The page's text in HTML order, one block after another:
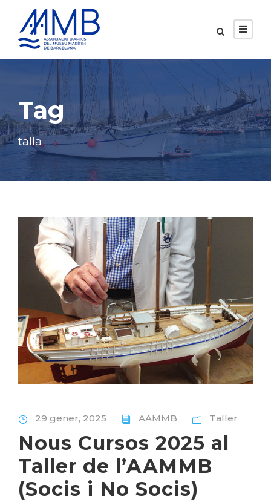
Tag
talla
29 gener, 2025 AAMMB Taller
Nous Cursos 2025 al
Taller de l’AAMMB
(Socis i No Socis)